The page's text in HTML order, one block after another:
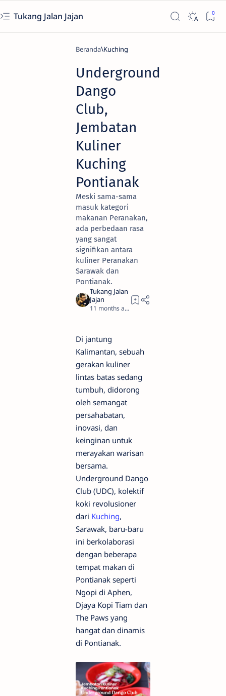
Tukang Jalan Jajan
Beranda Kuching
Underground
Dango
Club,
Jembatan
Kuliner
Kuching
Pontianak
Meski sama-sama
masuk kategori
makanan Peranakan,
ada perbedaan rasa
yang sangat
signifikan antara
kuliner Peranakan
Sarawak dan
Pontianak.
11 months ago
Di jantung
Kalimantan, sebuah
gerakan kuliner
lintas batas sedang
tumbuh, didorong
oleh semangat
persahabatan,
inovasi, dan
keinginan untuk
merayakan warisan
bersama.
Underground Dango
Club (UDC), kolektif
koki revolusioner
dari Kuching,
Sarawak, baru-baru
ini berkolaborasi
dengan beberapa
tempat makan di
Pontianak seperti
Ngopi di Aphen,
Djaya Kopi Tiam dan
The Paws yang
hangat dan dinamis
di Pontianak.